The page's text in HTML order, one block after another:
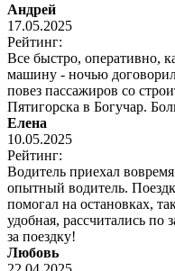
Андрей
17.05.2025
Рейтинг:
Все быстро, оперативно,
машину - ночью
повез пассажиров со
Пятигорска в Богучар.
Елена
10.05.2025
Рейтинг:
Водитель приехал
опытный водитель.
помогал на остановках,
удобная, рассчитались
за поездку!
Любовь